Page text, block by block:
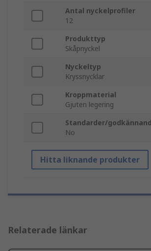
Antal nyckelprofiler
12
Produkttyp
Skåpnyckel
Nyckeltyp
Kryssnycklar
Kroppmaterial
Gjuten legering
Standarder/
No
Hitta liknande produkter
Relaterade länkar